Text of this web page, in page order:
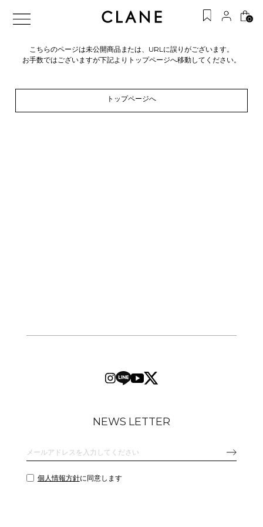
0
こちらのページは未公開商品または、URLに誤りがございます。
お手数ではございますが下記よりトップページへ移動してください。
トップページへ
NEWS LETTER
個人情報方針に同意します